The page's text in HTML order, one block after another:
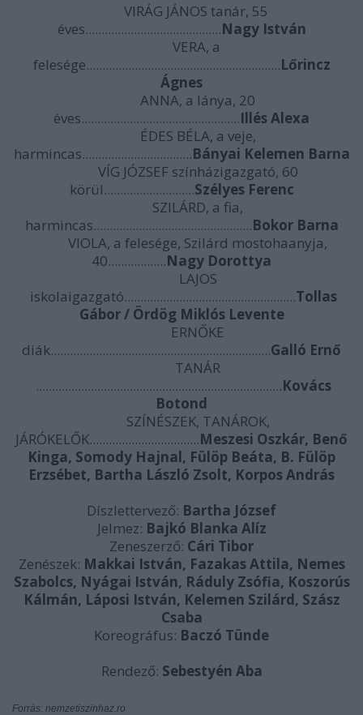
VIRÁG JÁNOS tanár, 55
éves..........................................Nagy István
VERA, a
felesége............................................................Lőrincz
Ágnes
ANNA, a lánya, 20
éves.................................................Illés Alexa
ÉDES BÉLA, a veje,
harmincas..................................Bányai Kelemen Barna
VÍG JÓZSEF színházigazgató, 60
körül............................Szélyes Ferenc
SZILÁRD, a fia,
harmincas.................................................Bokor Barna
VIOLA, a felesége, Szilárd mostohaanyja,
40..................Nagy Dorottya
LAJOS
iskolaigazgató.....................................................Tollas
Gábor / Ördög Miklós Levente
ERNŐKE
diák....................................................................Galló Ernő
TANÁR
............................................................................Kovács
Botond
SZÍNÉSZEK, TANÁROK,
JÁRÓKELŐK..................................Meszesi Oszkár, Benő
Kinga, Somody Hajnal, Fülöp Beáta, B. Fülöp
Erzsébet, Bartha László Zsolt, Korpos András
Díszlettervező: Bartha József
Jelmez: Bajkó Blanka Alíz
Zeneszerző: Cári Tibor
Zenészek: Makkai István, Fazakas Attila, Nemes
Szabolcs, Nyágai István, Ráduly Zsófia, Koszorús
Kálmán, Láposi István, Kelemen Szilárd, Szász
Csaba
Koreográfus: Baczó Tünde
Rendező: Sebestyén Aba
Forrás: nemzetiszinhaz.ro